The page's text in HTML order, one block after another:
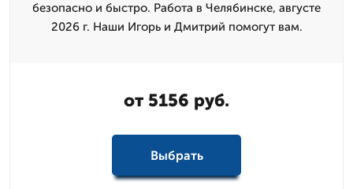
безопасно и быстро. Работа в Челябинске, августе
2026 г. Наши Игорь и Дмитpий помогут вам.
от 5156 руб.
Выбрать